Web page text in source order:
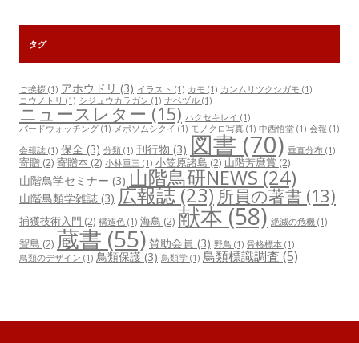
タグ
ご挨拶 (1) アホウドリ (3) イラスト (1) カモ (1) カンムリツクシガモ (1)
コウノトリ (1) シジュウカラガン (1) ナベヅル (1)
ニュースレター (15) ハクセキレイ (1)
バードウォッチング (1) メボソムシクイ (1) モノクロ写真 (1) 中西悟堂 (1) 会報 (1)
会報誌 (1) 保全 (3) 分類 (1) 刊行物 (3) 図書 (70) 垂直分布 (1)
寄贈 (2) 寄贈本 (2) 小林重三 (1) 小笠原諸島 (2) 山階芳麿賞(2)
山階鳥学セミナー (3) 山階鳥研NEWS (24)
山階鳥類学雑誌 (3) 広報誌(23) 所員の著書 (13)
捕獲技術入門 (2) 構造色 (1) 海鳥 (2) 献本(58) 絶滅の危機 (1)
聟島 (2) 蔵書 (55) 賛助会員 (3) 野鳥 (1) 骨格標本 (1)
鳥類のデザイン (1) 鳥類保護 (3) 鳥類学 (1) 鳥類標識調査 (5)